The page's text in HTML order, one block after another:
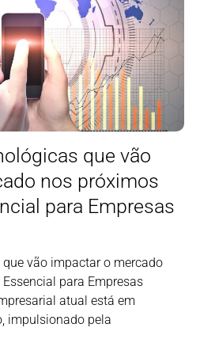
que vão
nos próximos
para Empresas
vão impactar o mercado
para Empresas
atual está em
impulsionado pela